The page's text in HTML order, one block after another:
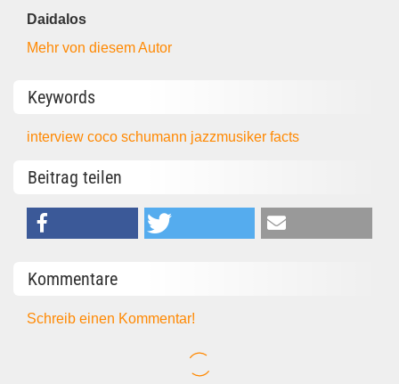
Daidalos
Mehr von diesem Autor
Keywords
interviewcoco schumann jazzmusikerfacts
Beitrag teilen
Kommentare
Schreib einen Kommentar!